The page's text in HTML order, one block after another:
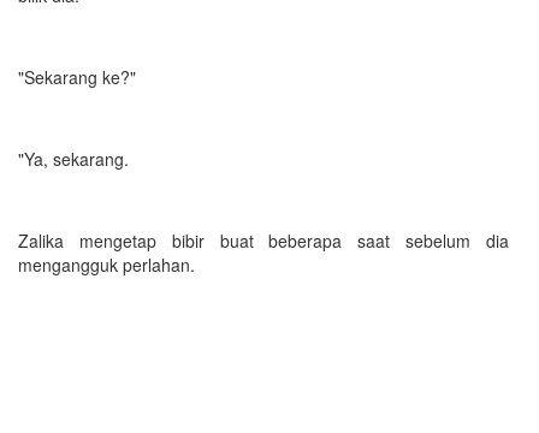
"Sekarang ke?"
"Ya, sekarang.
Zalika mengetap bibir buat beberapa saat sebelum dia
mengangguk perlahan.